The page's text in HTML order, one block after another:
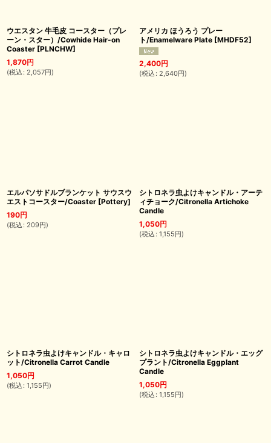
ウエスタン 牛毛皮 コースター（プレ
ーン・スター）/Cowhide Hair-on
Coaster [PLNCHW]
1,870円
(税込 : 2,057円)
アメリカ ほうろう プレー
ト/Enamelware Plate [MHDF52]
2,400円
(税込 : 2,640円)
エルパソサドルブランケット サウスウ
エストコースター/Coaster [Pottery]
190円
(税込 : 209円)
シトロネラ虫よけキャンドル・アーテ
ィチョーク/Citronella Artichoke
Candle
1,050円
(税込 : 1,155円)
シトロネラ虫よけキャンドル・キャロ
ット/Citronella Carrot Candle
1,050円
(税込 : 1,155円)
シトロネラ虫よけキャンドル・エッグ
プラント/Citronella Eggplant
Candle
1,050円
(税込 : 1,155円)